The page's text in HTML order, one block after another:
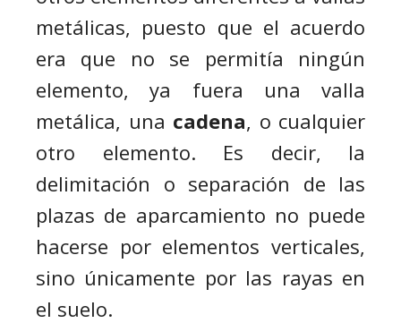
metálicas, puesto que el acuerdo
era que no se permitía ningún
elemento, ya fuera una valla
metálica, una cadena, o cualquier
otro elemento. Es decir, la
delimitación o separación de las
plazas de aparcamiento no puede
hacerse por elementos verticales,
sino únicamente por las rayas en
el suelo.